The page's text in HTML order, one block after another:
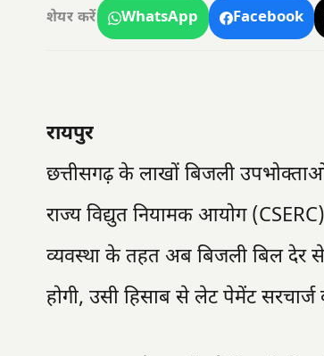
शेयर करें WhatsApp Facebook
रायपुर
छत्तीसगढ़ के लाखों बिजली
राज्य विद्युत नियामक आयोग
व्यवस्था के तहत अब बिजली बिल देर से
होगी, उसी हिसाब से लेट पेमेंट सरचार्ज